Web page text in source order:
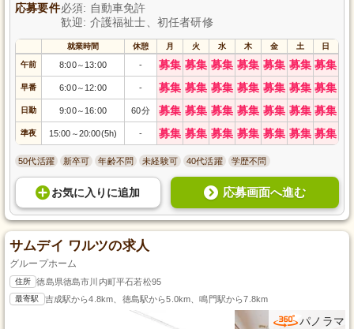
応募要件必須: 自動車免許
歓迎: 介護福祉士、初任者研修
就業時間 休憩 月 火 水 木 金 土 日
午前 8:00～ 13:00 - 募集 募集 募集 募集 募集 募集 募集
早番 6:00～ 12:00 - 募集 募集 募集 募集 募集 募集 募集
日勤 9:00～ 16:00 60分 募集 募集 募集 募集 募集 募集 募集
準夜 15:00 ～20:00(5h) - 募集 募集 募集 募集 募集 募集 募集
50代活躍 新卒可 年齢不問 未経験可 40代活躍 学歴不問
お気に入り に追加 応募画面へ進む
サムデイ ワルツの求人
グループホーム
住所 徳島県徳島市川内町平石若松95
最寄駅 吉成駅から4.8km、徳島駅から5.0km、鳴門駅から7.8km
パノラマ